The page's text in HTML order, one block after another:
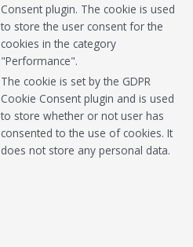
Consent plugin. The cookie is used
to store the user consent for the
cookies in the category
"Performance".
The cookie is set by the GDPR
Cookie Consent plugin and is used
to store whether or not user has
consented to the use of cookies. It
does not store any personal data.